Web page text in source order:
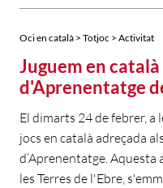
Oci en català > Totjoc > Activitat
Juguem en
d'Aprenentatge
El dimarts 24 de febrer, a
jocs en català adreçada
d’Aprenentatge.
les Terres de l'Ebre,